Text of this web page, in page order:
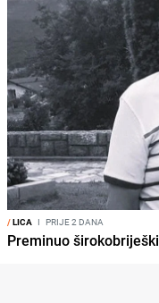
/LICA I PRIJE 2 DANA
Preminuo